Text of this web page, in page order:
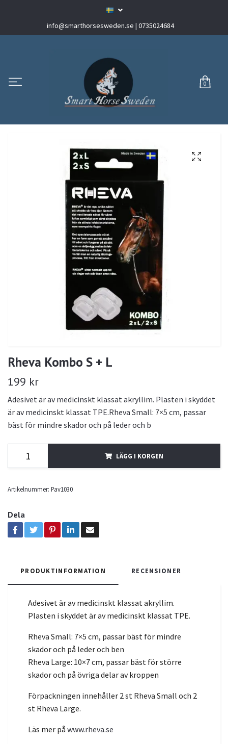
info@smarthorsesweden.se | 0735024684
0
Rheva Kombo S + L
199 kr
Adesivet är av medicinskt klassat akryllim. Plasten i skyddet
är av medicinskt klassat TPE.Rheva Small: 7×5 cm, passar
bäst för mindre skador och på leder och b
LÄGG I KORGEN
Artikelnummer: Pav1030
Dela
PRODUKTINFORMATION RECENSIONER
Adesivet är av medicinskt klassat akryllim.
Plasten i skyddet är av medicinskt klassat TPE.
Rheva Small: 7×5 cm, passar bäst för mindre
skador och på leder och ben
Rheva Large: 10×7 cm, passar bäst för större
skador och på övriga delar av kroppen
Förpackningen innehåller 2 st Rheva Small och 2
st Rheva Large.
Läs mer på www.rheva.se